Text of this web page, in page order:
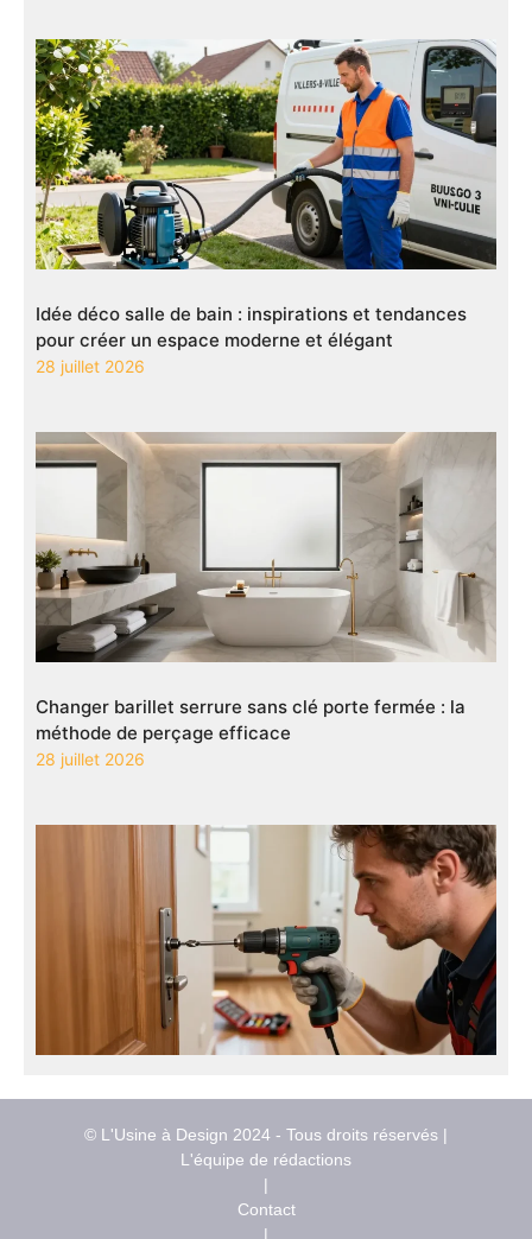
Idée déco salle de bain : inspirations et tendances
pour créer un espace moderne et élégant
28 juillet 2026
Changer barillet serrure sans clé porte fermée : la
méthode de perçage efficace
28 juillet 2026
© L'Usine à Design 2024 - Tous droits réservés |
L'équipe de rédactions
|
Contact
|